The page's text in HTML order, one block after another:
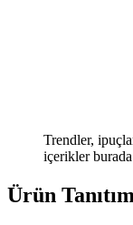
Trendler,
içerikler
Ürün